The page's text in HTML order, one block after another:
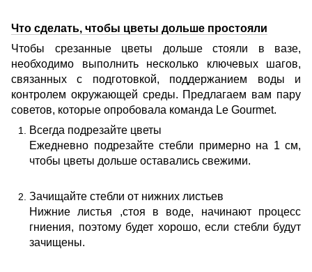
Что сделать, чтобы цветы дольше простояли
Чтобы срезанные цветы дольше стояли в вазе,
необходимо выполнить несколько ключевых шагов,
связанных с подготовкой, поддержанием воды и
контролем окружающей среды. Предлагаем вам пару
советов, которые опробовала команда Le Gourmet.
Всегда подрезайте цветы
Ежедневно подрезайте стебли примерно на 1 см,
чтобы цветы дольше оставались свежими.
Зачищайте стебли от нижних листьев
Нижние листья ,стоя в воде, начинают процесс
гниения, поэтому будет хорошо, если стебли будут
зачищены.